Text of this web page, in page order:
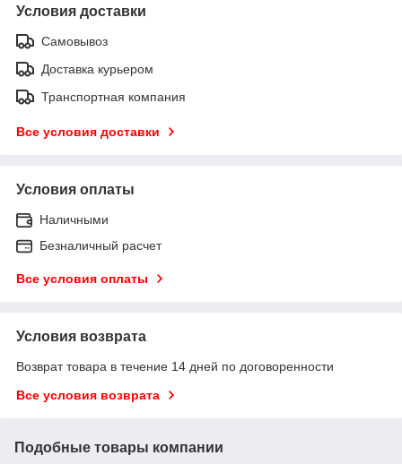
Условия доставки
Самовывоз
Доставка курьером
Транспортная компания
Все условия доставки
Условия оплаты
Наличными
Безналичный расчет
Все условия оплаты
Условия возврата
Возврат товара в течение 14 дней по договоренности
Все условия возврата
Подобные товары компании